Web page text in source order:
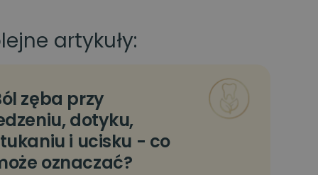
artykuły:
zęba przy
dotyku,
i ucisku - co
oznaczać?